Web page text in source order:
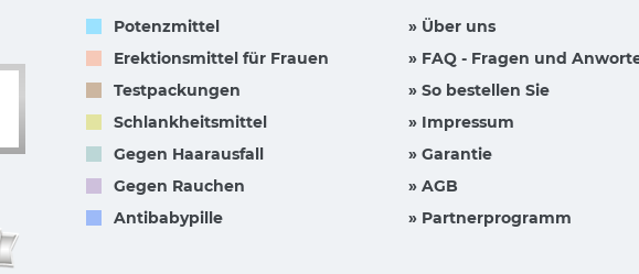
Potenzmittel
Erektionsmittel für Frauen
Testpackungen
Schlankheitsmittel
Gegen Haarausfall
Gegen Rauchen
Antibabypille
» Über uns
» FAQ - Fragen und
» So bestellen Sie
» Impressum
» Garantie
» AGB
» Partnerprogramm